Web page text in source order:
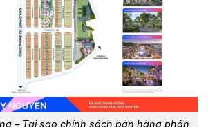
– Tại sao chính sách bán hàng phân